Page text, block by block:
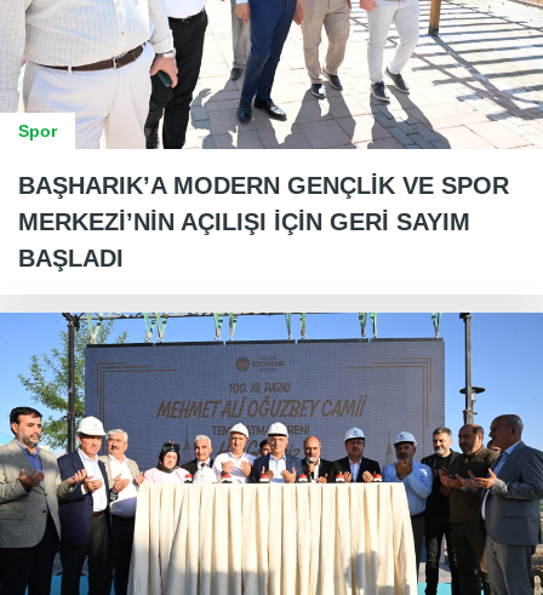
Spor
BAŞHARIK’A MODERN GENÇLİK VE SPOR
MERKEZİ’NİN AÇILIŞI İÇİN GERİ SAYIM
BAŞLADI